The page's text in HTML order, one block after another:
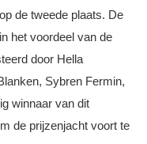
de tweede plaats. De
het voordeel van de
door Hella
Sybren Fermin,
winnaar van dit
de prijzenjacht voort te